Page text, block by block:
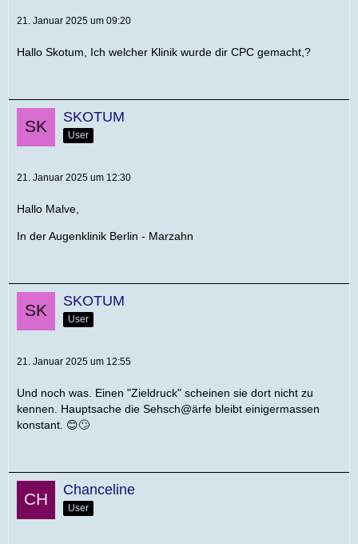
21. Januar 2025 um 09:20
Hallo Skotum, Ich welcher Klinik wurde dir CPC gemacht,?
SKOTUM
User
21. Januar 2025 um 12:30
Hallo Malve,
In der Augenklinik Berlin - Marzahn
SKOTUM
User
21. Januar 2025 um 12:55
Und noch was. Einen "Zieldruck" scheinen sie dort nicht zu
kennen. Hauptsache die Sehsch@ärfe bleibt einigermassen
konstant. 😊🙄
Chanceline
User